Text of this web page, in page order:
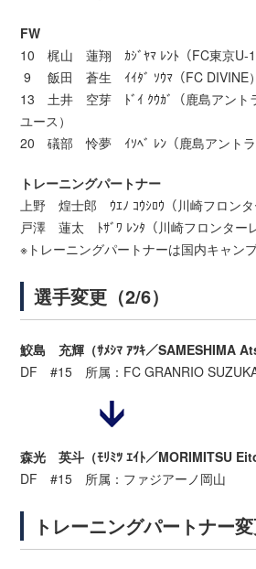
FW
10 梶山 蓮翔 ｶｼﾞﾔﾏ ﾚﾝﾄ（FC東京U-
9 飯田 蒼生 ｲｲﾀﾞ ｿｳﾏ（FC DIVINE）
13 土井 空芽 ﾄﾞｲ ｸｳｶﾞ（鹿島アント
ユース）
20 礒部 怜夢 ｲｿﾍﾞ ﾚﾝ（鹿島アントラ
トレーニングパートナー
上野 煌士郎 ｳｴﾉ ｺｳｼﾛｳ（川崎フロンタ
戸澤 蓮太 ﾄｻﾞﾜ ﾚﾝﾀ（川崎フロンター
※トレーニングパートナーは国内キャン
選手変更（2/6）
鮫島 充輝（ｻﾒｼﾏ ｱﾂｷ／SAMESHIMA
DF #15 所属：FC GRANRIO
森光 英斗（ﾓﾘﾐﾂ ｴｲﾄ／MORIMITSU
DF #15 所属：ファジアーノ岡山
トレーニングパートナー変